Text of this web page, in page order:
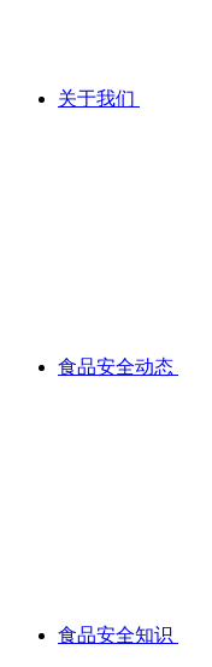
关于我们
食品安全动态
食品安全知识